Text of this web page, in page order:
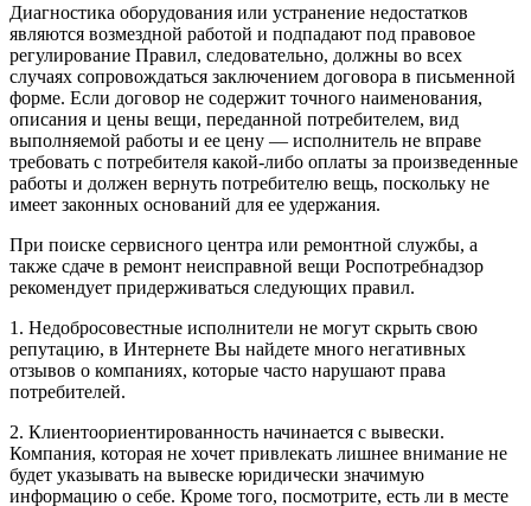
Диагностика оборудования или устранение недостатков
являются возмездной работой и подпадают под правовое
регулирование Правил, следовательно, должны во всех
случаях сопровождаться заключением договора в письменной
форме. Если договор не содержит точного наименования,
описания и цены вещи, переданной потребителем, вид
выполняемой работы и ее цену — исполнитель не вправе
требовать с потребителя какой-либо оплаты за произведенные
работы и должен вернуть потребителю вещь, поскольку не
имеет законных оснований для ее удержания.
При поиске сервисного центра или ремонтной службы, а
также сдаче в ремонт неисправной вещи Роспотребнадзор
рекомендует придерживаться следующих правил.
1. Недобросовестные исполнители не могут скрыть свою
репутацию, в Интернете Вы найдете много негативных
отзывов о компаниях, которые часто нарушают права
потребителей.
2. Клиентоориентированность начинается с вывески.
Компания, которая не хочет привлекать лишнее внимание не
будет указывать на вывеске юридически значимую
информацию о себе. Кроме того, посмотрите, есть ли в месте